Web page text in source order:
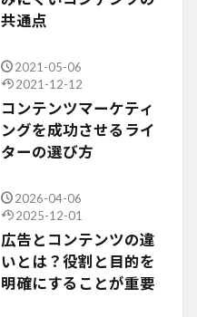
共通点
2021-05-06
2021-12-12
コンテンツマーケティ
ングを成功させるライ
ターの選び方
2026-04-06
2025-12-01
広告とコンテンツの違
いとは？役割と目的を
明確にすることが重要